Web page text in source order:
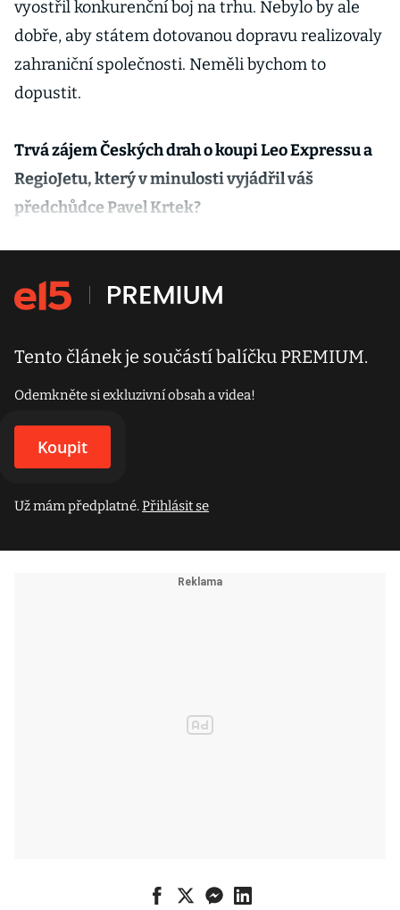
vyostřil konkurenční boj na trhu. Nebylo by ale
dobře, aby státem dotovanou dopravu realizovaly
zahraniční společnosti. Neměli bychom to
dopustit.
Trvá zájem Českých drah o koupi Leo Expressu a
RegioJetu, který v minulosti vyjádřil váš
předchůdce Pavel Krtek?
Tento článek je součástí balíčku PREMIUM.
Odemkněte si exkluzivní obsah a videa!
Koupit
Už mám předplatné.Přihlásit se